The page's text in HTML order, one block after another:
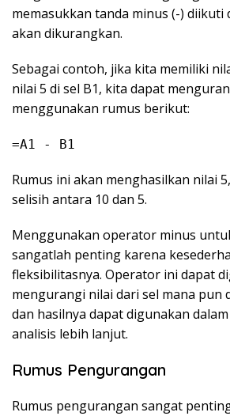
memasukkan tanda minus (-) diikuti
akan dikurangkan.
Sebagai contoh, jika kita memiliki
nilai 5 di sel B1, kita dapat
menggunakan rumus berikut:
=A1 - B1
Rumus ini akan menghasilkan nilai
selisih antara 10 dan 5.
Menggunakan operator minus
sangatlah penting karena
fleksibilitasnya. Operator ini dapat
mengurangi nilai dari sel mana pun
dan hasilnya dapat digunakan
analisis lebih lanjut.
Rumus Pengurangan
Rumus pengurangan sangat